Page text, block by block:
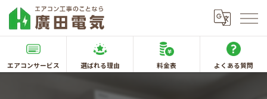
エアコンサービス 選ばれる理由 料金表 よくある質問